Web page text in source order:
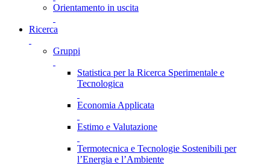
Orientamento in uscita
Ricerca
Gruppi
Statistica per la Ricerca Sperimentale e
Tecnologica
Economia Applicata
Estimo e Valutazione
Termotecnica e Tecnologie Sostenibili per
l’Energia e l’Ambiente